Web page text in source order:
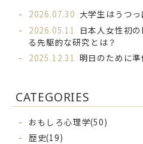
2026.07.30 大学生はうつっ
2026.05.11
日本人女性初
る先駆的な研究とは？
2025.12.31 明日のために準
CATEGORIES
おもしろ心理学(50)
歴史(19)